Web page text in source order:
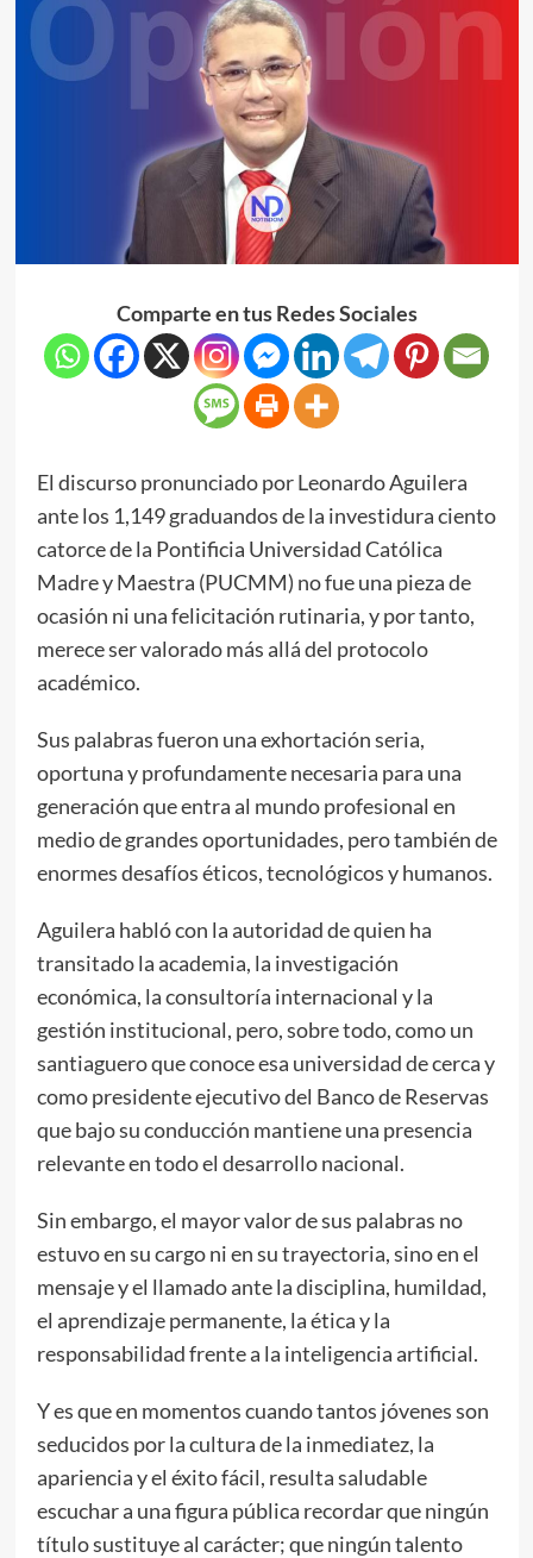
Comparte en tus Redes Sociales
El discurso pronunciado por Leonardo Aguilera
ante los 1,149 graduandos de la investidura ciento
catorce de la Pontificia Universidad Católica
Madre y Maestra (PUCMM) no fue una pieza de
ocasión ni una felicitación rutinaria, y por tanto,
merece ser valorado más allá del protocolo
académico.
Sus palabras fueron una exhortación seria,
oportuna y profundamente necesaria para una
generación que entra al mundo profesional en
medio de grandes oportunidades, pero también de
enormes desafíos éticos, tecnológicos y humanos.
Aguilera habló con la autoridad de quien ha
transitado la academia, la investigación
económica, la consultoría internacional y la
gestión institucional, pero, sobre todo, como un
santiaguero que conoce esa universidad de cerca y
como presidente ejecutivo del Banco de Reservas
que bajo su conducción mantiene una presencia
relevante en todo el desarrollo nacional.
Sin embargo, el mayor valor de sus palabras no
estuvo en su cargo ni en su trayectoria, sino en el
mensaje y el llamado ante la disciplina, humildad,
el aprendizaje permanente, la ética y la
responsabilidad frente a la inteligencia artificial.
Y es que en momentos cuando tantos jóvenes son
seducidos por la cultura de la inmediatez, la
apariencia y el éxito fácil, resulta saludable
escuchar a una figura pública recordar que ningún
título sustituye al carácter; que ningún talento